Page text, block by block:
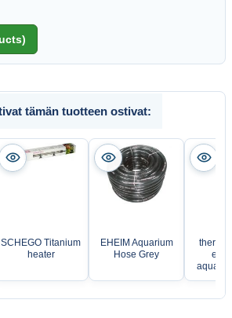
tämän tuotteen ostivat:
SCHEGO Titanium
heater
EHEIM Aquarium
Hose Grey